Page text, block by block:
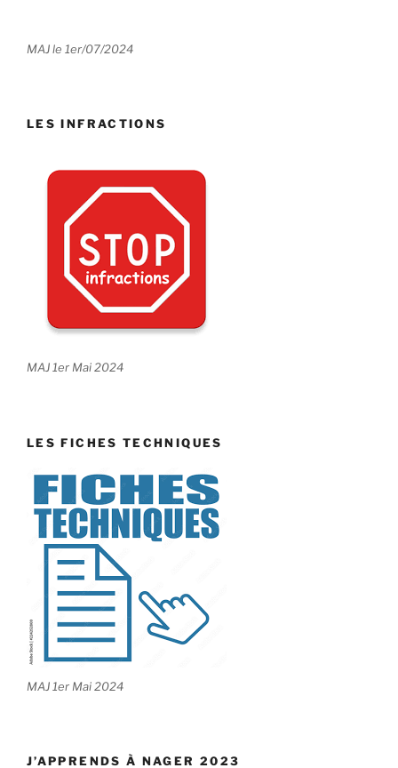
MAJ le 1er/07/2024
LES INFRACTIONS
MAJ 1er Mai 2024
LES FICHES TECHNIQUES
MAJ 1er Mai 2024
J’APPRENDS À NAGER 2023